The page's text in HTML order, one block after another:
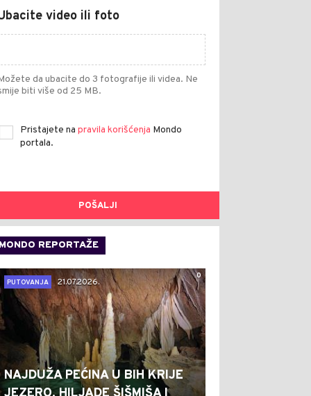
video ili foto
da ubacite do 3 fotografije ili videa. Ne
biti više od 25 MB.
Pristajete na pravila korišćenja Mondo
portala.
POŠALJI
MONDO REPORTAŽE
0
PUTOVANJA
21.07.2026.
NAJDUŽA PEĆINA U BIH KRIJE